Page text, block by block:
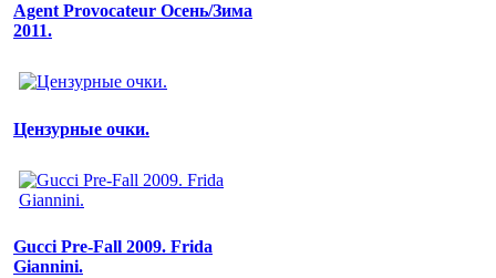
Agent Provocateur Осень/Зима
2011.
Цензурные очки.
Gucci Pre-Fall 2009. Frida
Giannini.